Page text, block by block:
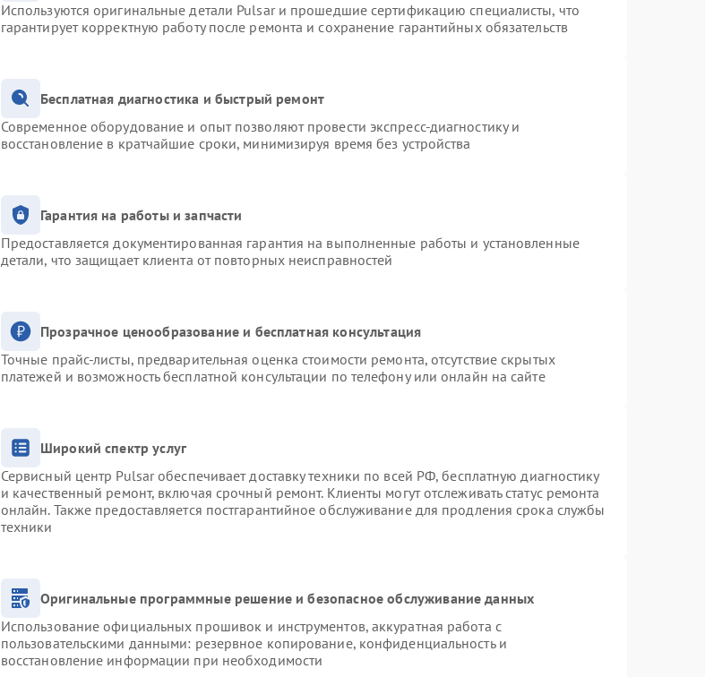
Используются оригинальные детали Pulsar и прошедшие сертификацию специалисты, что
гарантирует корректную работу после ремонта и сохранение гарантийных обязательств
Бесплатная диагностика и быстрый ремонт
Современное оборудование и опыт позволяют провести экспресс-диагностику и
восстановление в кратчайшие сроки, минимизируя время без устройства
Гарантия на работы и запчасти
Предоставляется документированная гарантия на выполненные работы и установленные
детали, что защищает клиента от повторных неисправностей
Прозрачное ценообразование и бесплатная консультация
Точные прайс-листы, предварительная оценка стоимости ремонта, отсутствие скрытых
платежей и возможность бесплатной консультации по телефону или онлайн на сайте
Широкий спектр услуг
Сервисный центр Pulsar обеспечивает доставку техники по всей РФ, бесплатную диагностику
и качественный ремонт, включая срочный ремонт. Клиенты могут отслеживать статус ремонта
онлайн. Также предоставляется постгарантийное обслуживание для продления срока службы
техники
Оригинальные программные решение и безопасное обслуживание данных
Использование официальных прошивок и инструментов, аккуратная работа с
пользовательскими данными: резервное копирование, конфиденциальность и
восстановление информации при необходимости